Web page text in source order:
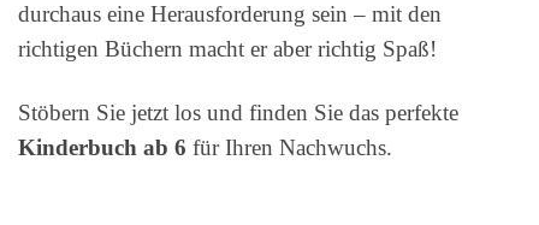
durchaus eine Herausforderung sein – mit den
richtigen Büchern macht er aber richtig Spaß!
Stöbern Sie jetzt los und finden Sie das perfekte
Kinderbuch ab 6 für Ihren Nachwuchs.